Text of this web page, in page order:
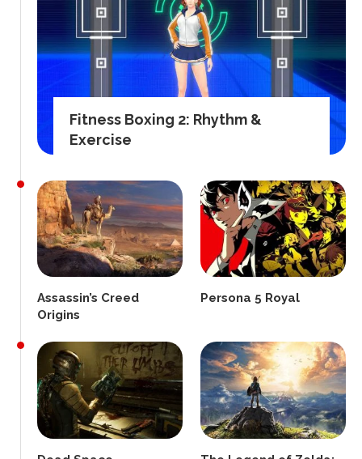
Fitness Boxing 2: Rhythm &
Exercise
Assassin’s Creed
Origins
Persona 5 Royal